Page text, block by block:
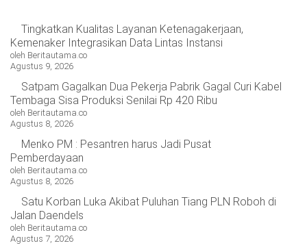
Tingkatkan Kualitas Layanan Ketenagakerjaan,
Kemenaker Integrasikan Data Lintas Instansi
oleh Beritautama.co
Agustus 9, 2026
Satpam Gagalkan Dua Pekerja Pabrik Gagal Curi Kabel
Tembaga Sisa Produksi Senilai Rp 420 Ribu
oleh Beritautama.co
Agustus 8, 2026
Menko PM : Pesantren harus Jadi Pusat
Pemberdayaan
oleh Beritautama.co
Agustus 8, 2026
Satu Korban Luka Akibat Puluhan Tiang PLN Roboh di
Jalan Daendels
oleh Beritautama.co
Agustus 7, 2026